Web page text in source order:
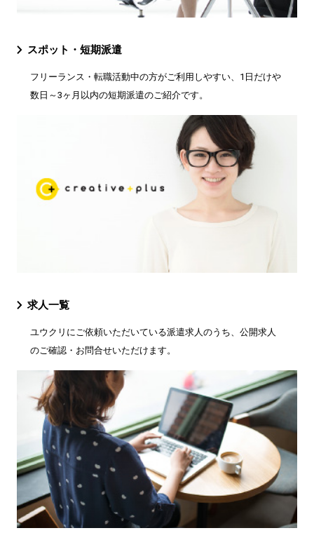
スポット・短期派遣
フリーランス・転職活動中の方がご利用しやすい、1日だけや
数日～3ヶ月以内の短期派遣のご紹介です。
求人一覧
ユウクリにご依頼いただいている派遣求人のうち、公開求人
のご確認・お問合せいただけます。